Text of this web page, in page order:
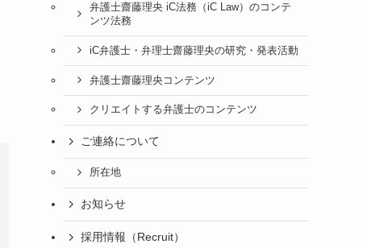
弁護士齋藤理央 iC法務（iC Law）のコンテ
ンツ法務
iC弁護士・弁理士齋藤理央の研究・発表活動
弁護士齋藤理央コンテンツ
クリエイトする弁護士のコンテンツ
ご連絡について
所在地
お知らせ
採用情報（Recruit）